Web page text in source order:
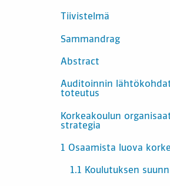
SISÄLTÖ
Tiivistelmä
Sammandrag
Abstract
Auditoinnin
toteutus
Korkeakoulun
strategia
1 Osaamista luova
1.1 Koulutuksen